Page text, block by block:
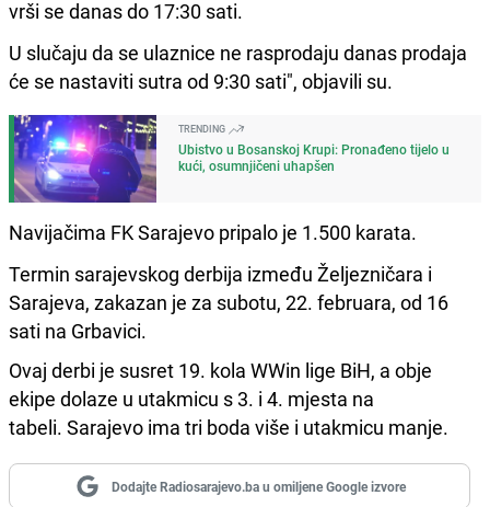
vrši se danas do 17:30 sati.
U slučaju da se ulaznice ne rasprodaju danas prodaja
će se nastaviti sutra od 9:30 sati", objavili su.
TRENDING
Ubistvo u Bosanskoj Krupi: Pronađeno tijelo u
kući, osumnjičeni uhapšen
Navijačima FK Sarajevo pripalo je 1.500 karata.
Termin sarajevskog derbija između Željezničara i
Sarajeva, zakazan je za subotu, 22. februara, od 16
sati na Grbavici.
Ovaj derbi je susret 19. kola WWin lige BiH, a obje
ekipe dolaze u utakmicu s 3. i 4. mjesta na
tabeli. Sarajevo ima tri boda više i utakmicu manje.
Dodajte Radiosarajevo.ba u omiljene Google izvore